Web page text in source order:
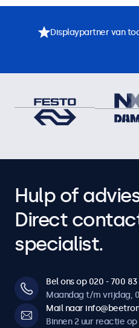
Displaypartner van
Hulp of
Direct
specialist.
Bel ons op 020 - 700
Maandag t/m vrijdag,
Mail naar
Binnen 2 uur reactie